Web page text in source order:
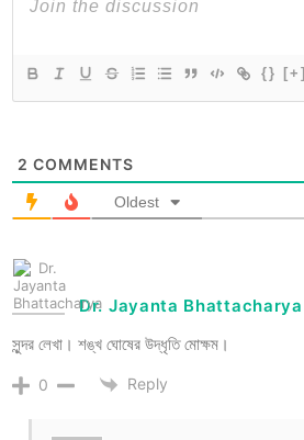
{} [+]
2 COMMENTS
Oldest
Dr. Jayanta Bhattacharya
সুন্দর লেখা। শঙ্খ ঘোষের উদ্ধৃতি মোক্ষম।
0 Reply